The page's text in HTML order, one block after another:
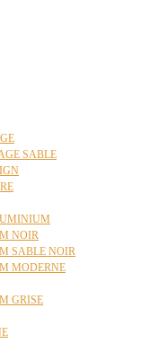
SABLE
NOIR
SABLE NOIR
MODERNE
GRISE